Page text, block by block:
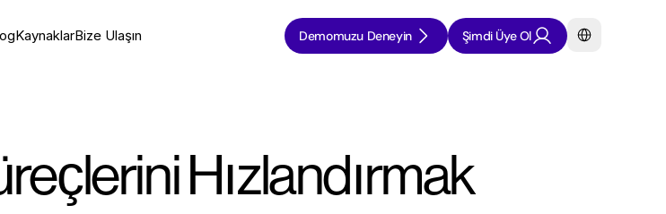
KaynaklarBize Ulaşın Demomuzu Deneyin Şimdi Üye Ol
Hızlandırmak